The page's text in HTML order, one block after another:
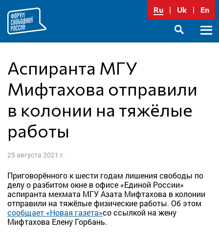
содержимому
Ru Uk En
Аспиранта МГУ
Мифтахова отправили
в колонии на тяжёлые
работы
25 августа 2021 г.
Приговорённого к шести годам лишения свободы по
делу о разбитом окне в офисе «Единой России»
аспиранта мехмата МГУ Азата Мифтахова в колонии
отправили на тяжёлые физические работы. Об этом
сообщает «Новая газета»со ссылкой на жену
Мифтахова Елену Горбань.